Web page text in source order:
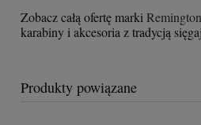
Zobacz całą ofertę marki Remington
karabiny i akcesoria z tradycją
Produkty powiązane